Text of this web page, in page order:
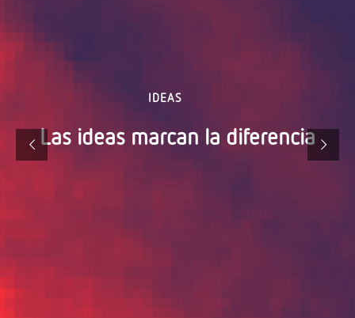
I DEAS
Las ideas marcan la diferencia